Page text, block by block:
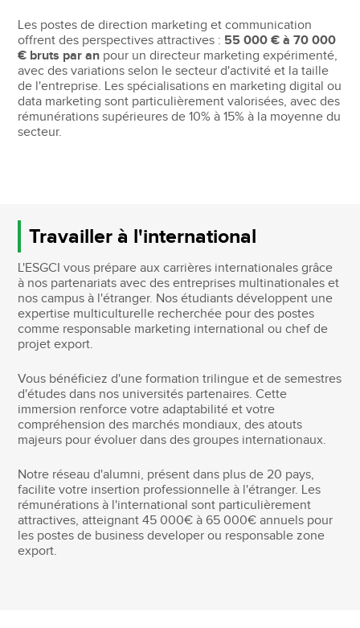
Les postes de direction marketing et communication
offrent des perspectives attractives : 55 000 € à 70 000
€ bruts par an pour un directeur marketing expérimenté,
avec des variations selon le secteur d'activité et la taille
de l'entreprise. Les spécialisations en marketing digital ou
data marketing sont particulièrement valorisées, avec des
rémunérations supérieures de 10% à 15% à la moyenne du
secteur.
Travailler à l'international
L'ESGCI vous prépare aux carrières internationales grâce
à nos partenariats avec des entreprises multinationales et
nos campus à l'étranger. Nos étudiants développent une
expertise multiculturelle recherchée pour des postes
comme responsable marketing international ou chef de
projet export.
Vous bénéficiez d'une formation trilingue et de semestres
d'études dans nos universités partenaires. Cette
immersion renforce votre adaptabilité et votre
compréhension des marchés mondiaux, des atouts
majeurs pour évoluer dans des groupes internationaux.
Notre réseau d'alumni, présent dans plus de 20 pays,
facilite votre insertion professionnelle à l'étranger. Les
rémunérations à l'international sont particulièrement
attractives, atteignant 45 000€ à 65 000€ annuels pour
les postes de business developer ou responsable zone
export.